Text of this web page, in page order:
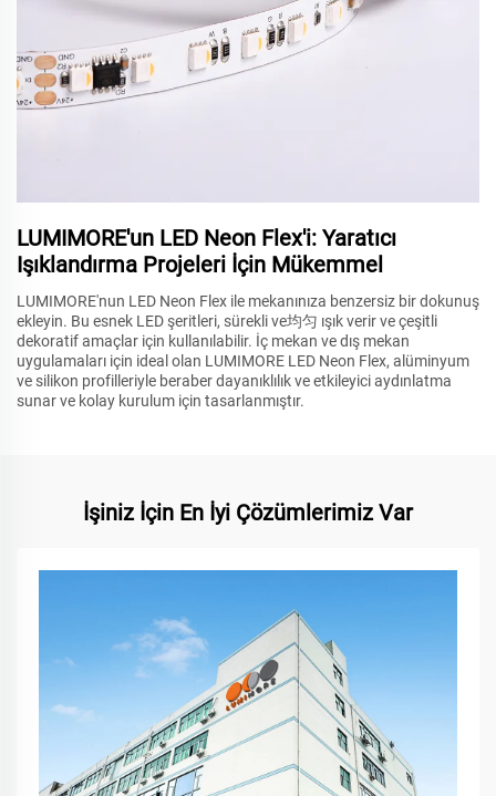
LUMIMORE'un LED Neon Flex'i: Yaratıcı
Işıklandırma Projeleri İçin Mükemmel
LUMIMORE'nun LED Neon Flex ile mekanınıza benzersiz bir dokunuş
ekleyin. Bu esnek LED şeritleri, sürekli ve均匀 ışık verir ve çeşitli
dekoratif amaçlar için kullanılabilir. İç mekan ve dış mekan
uygulamaları için ideal olan LUMIMORE LED Neon Flex, alüminyum
ve silikon profilleriyle beraber dayanıklılık ve etkileyici aydınlatma
sunar ve kolay kurulum için tasarlanmıştır.
İşiniz İçin En İyi Çözümlerimiz Var